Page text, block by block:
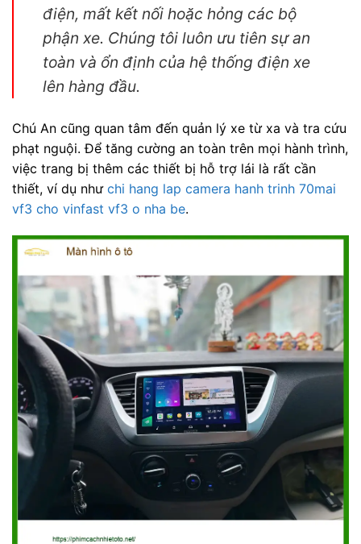
điện, mất kết nối hoặc hỏng các bộ
phận xe. Chúng tôi luôn ưu tiên sự an
toàn và ổn định của hệ thống điện xe
lên hàng đầu.
Chú An cũng quan tâm đến quản lý xe từ xa và tra cứu
phạt nguội. Để tăng cường an toàn trên mọi hành trình,
việc trang bị thêm các thiết bị hỗ trợ lái là rất cần
thiết, ví dụ như chi hang lap camera hanh trinh 70mai
vf3 cho vinfast vf3 o nha be.